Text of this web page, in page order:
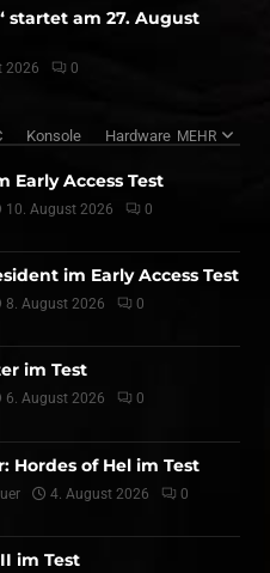
startet am 27. August
2026 0
Konsole Hardware MEHR
Early Access Test
10. August 2026 0
im Early Access Test
8. August 2026 0
im Test
6. August 2026 0
Hordes of Hel im Test
4. August 2026 0
im Test